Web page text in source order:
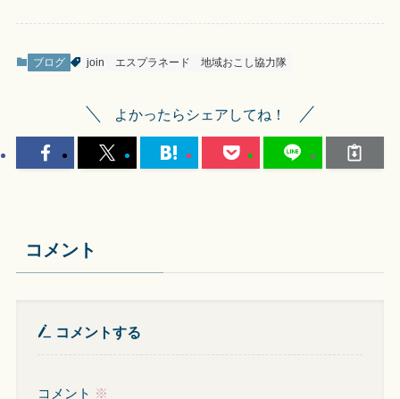
ブログ join エスプラネード 地域おこし協力隊
よかったらシェアしてね！
コメント
コメントする
コメント ※